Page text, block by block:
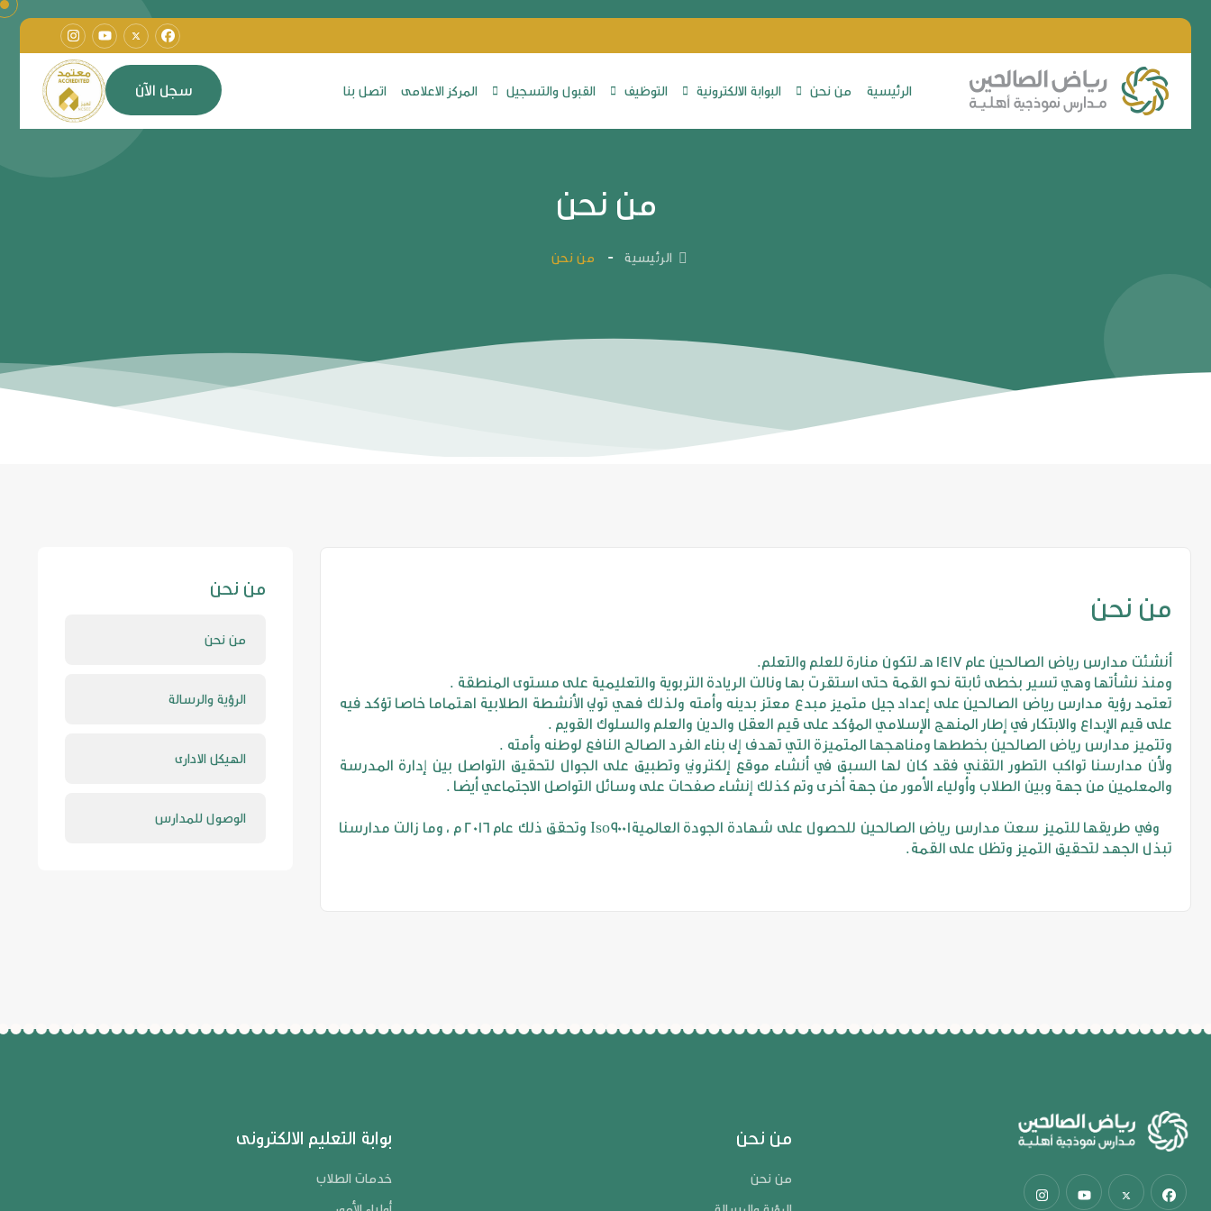
الرئيسية من نحن البوابة الالكترونية التوظيف القبول والتسجيل المركز الاعلامى اتصل بنا
سجل الآن
من نحن
الرئيسية من نحن
من نحن
أنشئت مدارس رياض الصالحين عام 1417 هـ لتكون منارة للعلم والتعلم.
ومنذ نشأتها وهي تسير بخطى ثابتة نحو القمة حتى استقرت بها ونالت الريادة التربوية والتعليمية على مستوى المنطقة .
تعتمد رؤية مدارس رياض الصالحين على إعداد جيل متميز مبدع معتز بدينه وأمته ولذلك فهي تولي الأنشطة الطلابية اهتماما خاصا تؤكد فيه
على قيم الإبداع والابتكار في إطار المنهج الإسلامي المؤكد على قيم العقل والدين والعلم والسلوك القويم .
وتتميز مدارس رياض الصالحين بخططها ومناهجها المتميزة التي تهدف إلى بناء الفرد الصالح النافع لوطنه وأمته .
ولأن مدارسنا تواكب التطور التقني فقد كان لها السبق في أنشاء موقع إلكتروني وتطبيق على الجوال لتحقيق التواصل بين إدارة المدرسة
والمعلمين من جهة وبين الطلاب وأولياء الأمور من جهة أخرى وتم كذلك إنشاء صفحات على وسائل التواصل الاجتماعي أيضا .
وفي طريقها للتميز سعت مدارس رياض الصالحين للحصول على شهادة الجودة العالميةIso9001 وتحقق ذلك عام 2016 م ، وما زالت مدارسنا
تبذل الجهد لتحقيق التميز وتظل على القمة.
من نحن
من نحن
الرؤية والرسالة
الهيكل الادارى
الوصول للمدارس
من نحن
من نحن
بوابة التعليم الالكترونى
خدمات الطلاب